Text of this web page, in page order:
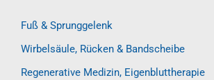
Fuß & Sprunggelenk
Wirbelsäule, Rücken & Bandscheibe
Regenerative Medizin, Eigenbluttherapie